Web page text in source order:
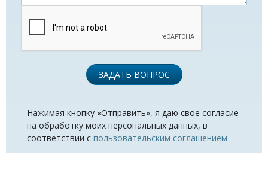
ЗАДАТЬ ВОПРОС
Нажимая кнопку «Отправить», я даю свое согласие
на обработку моих персональных данных, в
соответствии с пользовательским соглашением